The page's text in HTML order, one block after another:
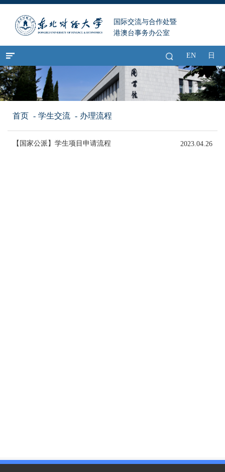
国际交流与合作处暨
港澳台事务办公室
EN 日
首页 学生交流 办理流程
【国家公派】学生项目申请流程 2023.04.26